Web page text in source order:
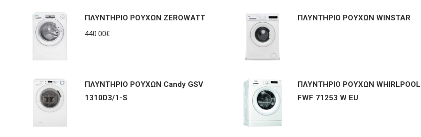
ΠΛΥΝΤΗΡΙΟ ΡΟΥΧΩΝ ZEROWATT
440.00€
ΠΛΥΝΤΗΡΙΟ ΡΟΥΧΩΝ WINSTAR
ΠΛΥΝΤΗΡΙΟ ΡΟΥΧΩΝ Candy GSV
1310D3/1-S
ΠΛΥΝΤΗΡΙΟ ΡΟΥΧΩΝ WHIRLPOOL
FWF 71253 W EU